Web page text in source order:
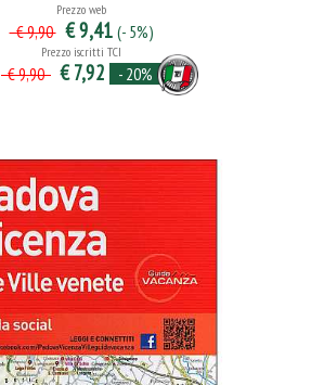
Prezzo web
€ 9,90 € 9,41 (- 5%)
Prezzo iscritti TCI
€ 9,90 € 7,92 - 20%